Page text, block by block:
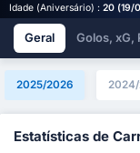
Idade (Aniversário) : 20 (19/
Geral Golos, xG,
2025/2026
Estatísticas de